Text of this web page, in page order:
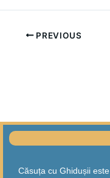
PREVIOUS
Căsuța cu Ghidușii